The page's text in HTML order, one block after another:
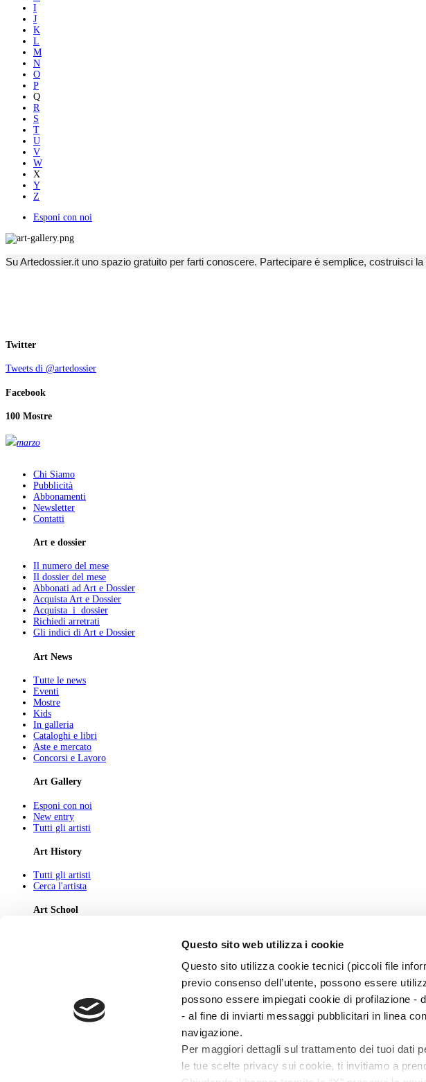
Questo sito web utilizza i cookie
Questo sito utilizza cookie tecnici (piccoli file
previo consenso dell’utente, possono essere
possono essere impiegati cookie di profilazione
- al fine di inviarti messaggi pubblicitari in linea
navigazione.
Per maggiori dettagli sul trattamento dei tuoi dati
le tue scelte privacy sui cookie, ti invitiamo a
I
J
K
L
M
N
O
P
Q
R
S
T
U
V
W
X
Y
Z
Esponi con noi
Su Artedossier.it uno spazio gratuito per farti conoscere. Partecipare è semplice, costruisci
Twitter
Tweets di @artedossier
Facebook
100 Mostre
marzo
Chi Siamo
Pubblicità
Abbonamenti
Newsletter
Contatti
Art e dossier
Il numero del mese
Il dossier del mese
Abbonati ad Art e Dossier
Acquista Art e Dossier
Acquista i dossier
Richiedi arretrati
Gli indici di Art e Dossier
Art News
Tutte le news
Eventi
Mostre
Kids
In galleria
Cataloghi e libri
Aste e mercato
Concorsi e Lavoro
Art Gallery
Esponi con noi
New entry
Tutti gli artisti
Art History
Tutti gli artisti
Cerca l'artista
Art School
Newsletter
© 2026 GIUNTI EDITORE s.p.a., piazza Virgilio 4 - 20123 Milano
Codice fiscale e numero d'iscrizione al Registro Imprese di Milano - 80009810484